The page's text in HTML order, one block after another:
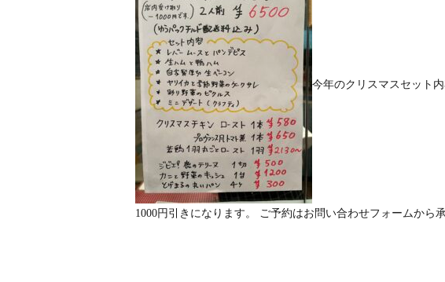
今年のクリスマスセット
1000円引きになります。 ご予約はお問い合わせフォームか